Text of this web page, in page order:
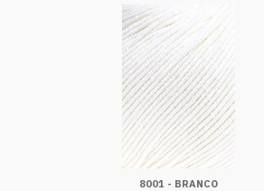
8001 - BRANCO